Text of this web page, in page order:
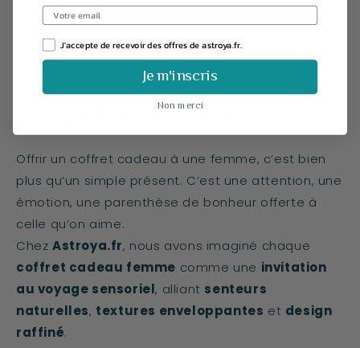
Astroya réunit une sélection de produit uniques,
artisanaux, originaux, et petites idées cadeaux à
prix justes pour faire plaisir à coup sûr sans se
ruiner.
Un cadeau femme unique, entre douceur,
Offrir un coffret cadeau à une femme, c’est bien
plus qu’un simple présent. C’est une attention, une
émotion, une parenthèse de bonheur offerte à
celle qu’on aime.
Chez Astroya.fr, nous avons imaginé chaque
coffret cadeau femme comme une invitation
au voyage sensoriel, alliant senteurs
naturelles, textures enveloppantes et design
raffiné.
J'accepte de recevoir des offres de astroya.fr.
Je m'inscris
Non merci